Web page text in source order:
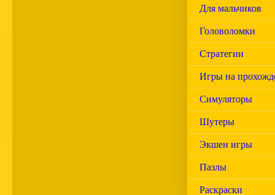
Для мальчиков
Головоломки
Стратегии
Игры на
Симуляторы
Шутеры
Экшен игры
Пазлы
Раскраски
Оценок:1,